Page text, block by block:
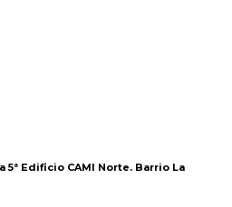
5ª Edificio CAMI Norte. Barrio La